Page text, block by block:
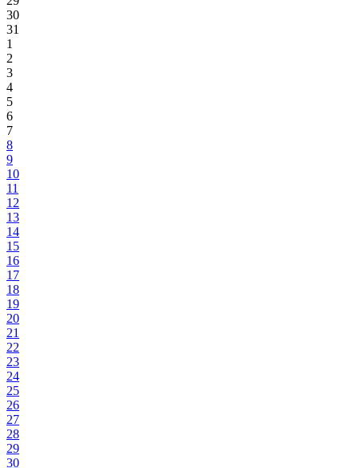
30
31
1
2
3
4
5
6
7
8
9
10
11
12
13
14
15
16
17
18
19
20
21
22
23
24
25
26
27
28
29
30